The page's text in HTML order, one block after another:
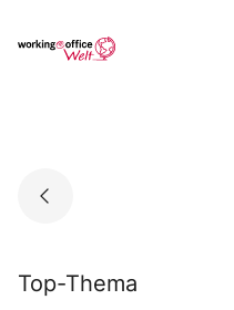
Go to landing page.
Top-Thema